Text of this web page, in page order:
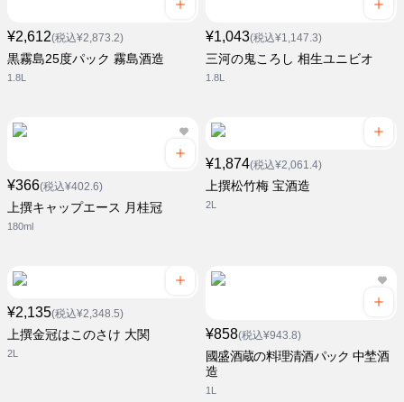
¥2,612(税込¥2,873.2)
黒霧島25度パック 霧島酒造
1.8L
¥1,043(税込¥1,147.3)
三河の鬼ころし 相生ユニビオ
1.8L
¥366(税込¥402.6)
上撰キャップエース 月桂冠
180ml
¥1,874(税込¥2,061.4)
上撰松竹梅 宝酒造
2L
¥2,135(税込¥2,348.5)
上撰金冠はこのさけ 大関
2L
¥858(税込¥943.8)
國盛酒蔵の料理清酒パック 中埜酒
造
1L